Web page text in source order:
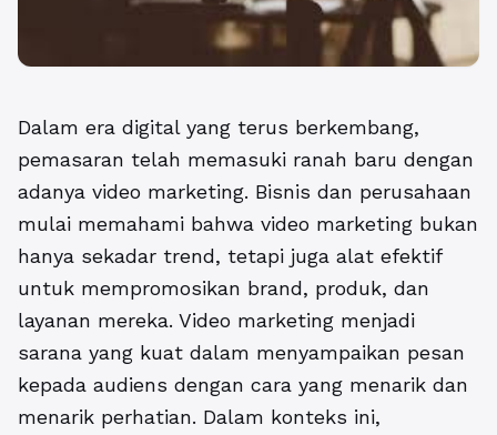
Dalam era digital yang terus berkembang,
pemasaran telah memasuki ranah baru dengan
adanya video marketing. Bisnis dan perusahaan
mulai memahami bahwa video marketing bukan
hanya sekadar trend, tetapi juga alat efektif
untuk mempromosikan brand, produk, dan
layanan mereka. Video marketing menjadi
sarana yang kuat dalam menyampaikan pesan
kepada audiens dengan cara yang menarik dan
menarik perhatian. Dalam konteks ini,